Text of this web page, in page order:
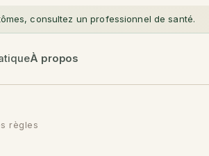
consultez un professionnel de santé.
À propos
règles